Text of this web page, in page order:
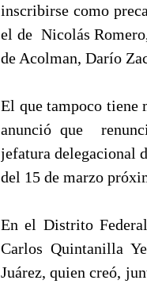
inscribirse como
el de Nicolás
de Acolman, Darío
El que tampoco tiene
anunció que
jefatura delegacional
del 15 de marzo
En el Distrito
Carlos Quintanilla
Juárez, quien creó,